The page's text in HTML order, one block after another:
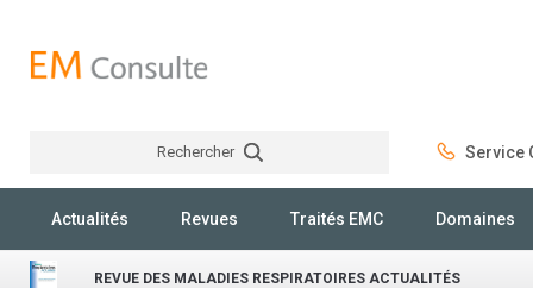
Rechercher Service
Actualités Revues Traités EMC Domaines
REVUE DES MALADIES RESPIRATOIRES ACTUALITÉS